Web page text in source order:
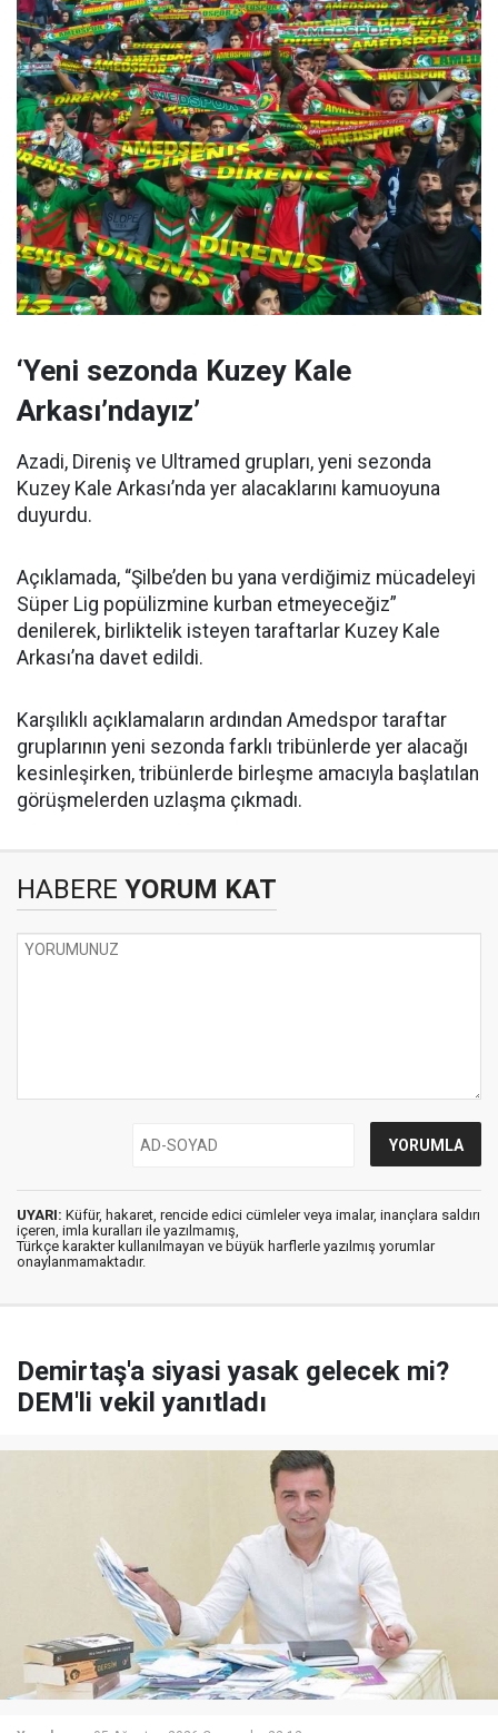
‘Yeni sezonda Kuzey Kale
Arkası’ndayız’
Azadi, Direniş ve Ultramed grupları, yeni sezonda
Kuzey Kale Arkası’nda yer alacaklarını kamuoyuna
duyurdu.
Açıklamada, “Şilbe’den bu yana verdiğimiz mücadeleyi
Süper Lig popülizmine kurban etmeyeceğiz”
denilerek, birliktelik isteyen taraftarlar Kuzey Kale
Arkası’na davet edildi.
Karşılıklı açıklamaların ardından Amedspor taraftar
gruplarının yeni sezonda farklı tribünlerde yer alacağı
kesinleşirken, tribünlerde birleşme amacıyla başlatılan
görüşmelerden uzlaşma çıkmadı.
HABERE YORUM KAT
UYARI: Küfür, hakaret, rencide edici cümleler veya imalar, inançlara saldırı
içeren, imla kuralları ile yazılmamış,
Türkçe karakter kullanılmayan ve büyük harflerle yazılmış yorumlar
onaylanmamaktadır.
Demirtaş'a siyasi yasak gelecek mi?
DEM'li vekil yanıtladı